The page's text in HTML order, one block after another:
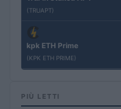
(TRUAPT)
kpk ETH Prime
(KPK ETH PRIME)
PIÙ LETTI